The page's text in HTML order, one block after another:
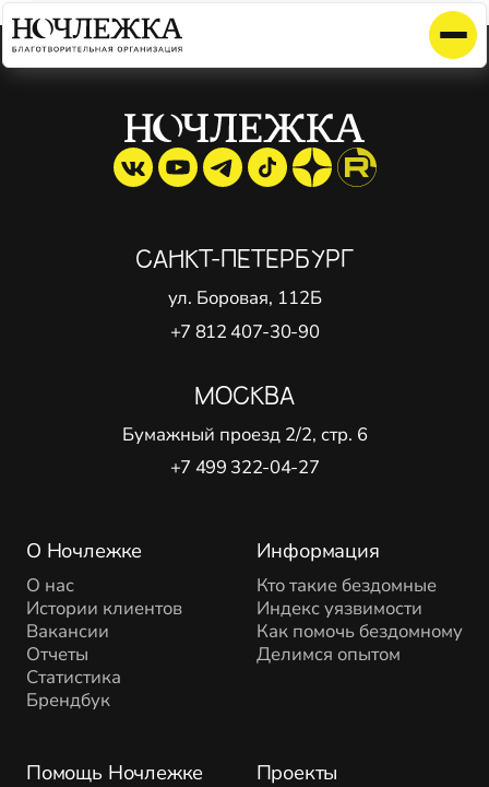
Элемент не найден!
О Ночлежке
О нас
Истории клиентов
Вакансии
Отчеты
Статистика
Брендбук
Помощь Ночлежке Проекты
Информация
Кто такие бездомные
Индекс уязвимости
Как помочь бездомному
Делимся опытом
САНКТ-ПЕТЕРБУРГ
ул. Боровая, 112Б
+7 812 407-30-90
МОСКВА
Бумажный проезд 2/2, стр. 6
+7 499 322-04-27